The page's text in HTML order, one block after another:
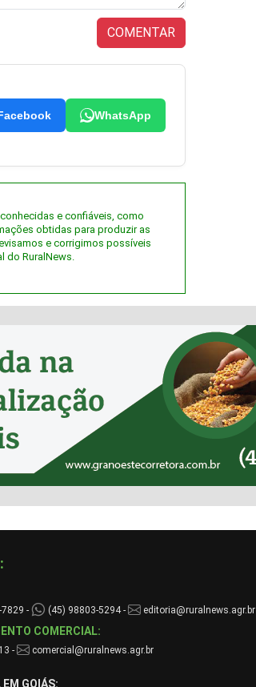
COMENTAR
WhatsApp
e confiáveis, como
obtidas para produzir as
e corrigimos possíveis
do RuralNews.
- (45) 98803-5294 - editoria@ruralnews.agr.br
COMERCIAL:
- comercial@ruralnews.agr.br
GOIÁS: